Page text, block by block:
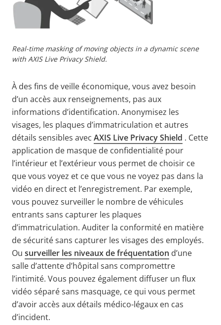
Real-time masking of moving objects in a dynamic scene
with AXIS Live Privacy Shield.
À des fins de veille économique, vous avez besoin
d’un accès aux renseignements, pas aux
informations d’identification. Anonymisez les
visages, les plaques d’immatriculation et autres
détails sensibles avec AXIS Live Privacy Shield . Cette
application de masque de confidentialité pour
l’intérieur et l’extérieur vous permet de choisir ce
que vous voyez et ce que vous ne voyez pas dans la
vidéo en direct et l’enregistrement. Par exemple,
vous pouvez surveiller le nombre de véhicules
entrants sans capturer les plaques
d’immatriculation. Auditer la conformité en matière
de sécurité sans capturer les visages des employés.
Ou surveiller les niveaux de fréquentation d’une
salle d’attente d’hôpital sans compromettre
l’intimité. Vous pouvez également diffuser un flux
vidéo séparé sans masquage, ce qui vous permet
d’avoir accès aux détails médico-légaux en cas
d’incident.